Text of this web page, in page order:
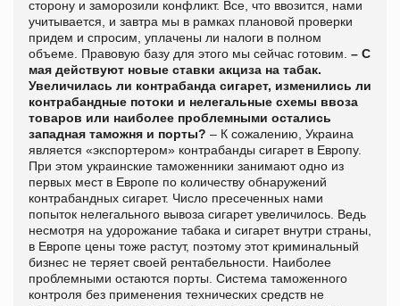
сторону и заморозили конфликт. Все, что ввозится, нами
учитывается, и завтра мы в рамках плановой проверки
придем и спросим, уплачены ли налоги в полном
объеме. Правовую базу для этого мы сейчас готовим. – С
мая действуют новые ставки акциза на табак.
Увеличилась ли контрабанда сигарет, изменились ли
контрабандные потоки и нелегальные схемы ввоза
товаров или наиболее проблемными остались
западная таможня и порты? – К сожалению, Украина
является «экспортером» контрабанды сигарет в Европу.
При этом украинские таможенники занимают одно из
первых мест в Европе по количеству обнаружений
контрабандных сигарет. Число пресеченных нами
попыток нелегального вывоза сигарет увеличилось. Ведь
несмотря на удорожание табака и сигарет внутри страны,
в Европе цены тоже растут, поэтому этот криминальный
бизнес не теряет своей рентабельности. Наиболее
проблемными остаются порты. Система таможенного
контроля без применения технических средств не